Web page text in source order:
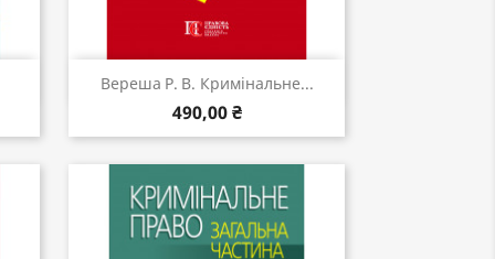
Вереша Р. В. Кримінальне...
490,00 ₴
Швидкий перегляд